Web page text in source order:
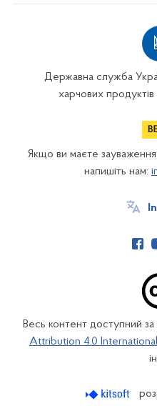
Державна служба
харчових продуктів
Якщо ви маєте
напишіть нам:
Весь контент доступний за
Attribution 4.0